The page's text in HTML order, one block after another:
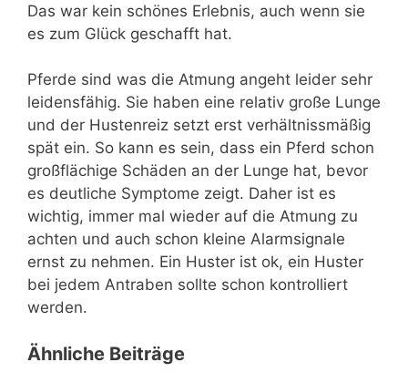
Das war kein schönes Erlebnis, auch wenn sie
es zum Glück geschafft hat.
Pferde sind was die Atmung angeht leider sehr
leidensfähig. Sie haben eine relativ große Lunge
und der Hustenreiz setzt erst verhältnissmäßig
spät ein. So kann es sein, dass ein Pferd schon
großflächige Schäden an der Lunge hat, bevor
es deutliche Symptome zeigt. Daher ist es
wichtig, immer mal wieder auf die Atmung zu
achten und auch schon kleine Alarmsignale
ernst zu nehmen. Ein Huster ist ok, ein Huster
bei jedem Antraben sollte schon kontrolliert
werden.
Ähnliche Beiträge